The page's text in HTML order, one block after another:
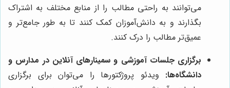
می‌توانند به راحتی مطالب را از منابع مختلف به اشتراک
بگذارند و به دانش‌آموزان کمک کنند تا به طور جامع‌تر و
عمیق‌تر مطالب را درک کنند.
برگزاری جلسات آموزشی و سمینارهای آنلاین در مدارس و
دانشگاه‌ها: ویدئو پروژکتورها را می‌توان برای برگزاری